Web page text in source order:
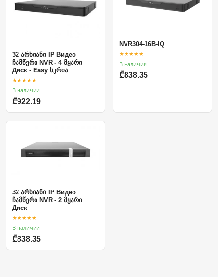
32 არხიანი IP Видео
ჩამწერი NVR - 4 მყარი
Диск - Easy სერია
★★★★★
В наличии
₾922.19
NVR304-16B-IQ
★★★★★
В наличии
₾838.35
32 არხიანი IP Видео
ჩამწერი NVR - 2 მყარი
Диск
★★★★★
В наличии
₾838.35